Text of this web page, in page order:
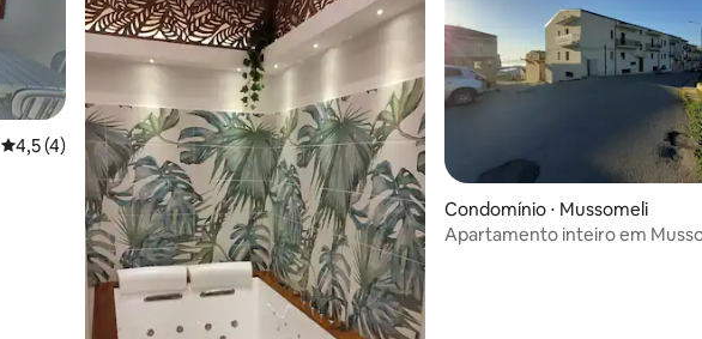
4,5 de uma avaliação média de 5, 4 avaliações
4,5 (4)
Condomínio ⋅ Mussomeli
Apartamento inteiro em